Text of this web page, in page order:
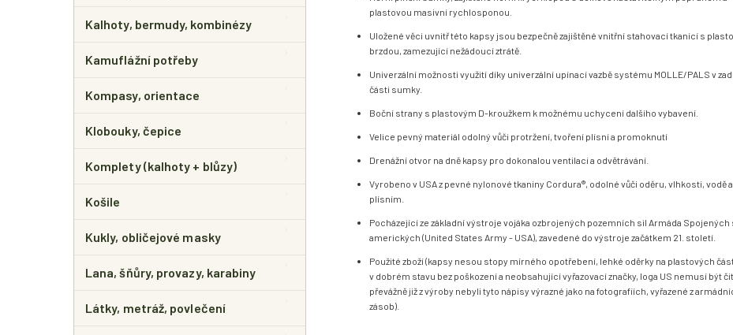
Kalhoty, bermudy, kombinézy
Kamuflážní potřeby
Kompasy, orientace
Klobouky, čepice
Komplety (kalhoty + blůzy)
Košile
Kukly, obličejové masky
Lana, šňůry, provazy, karabiny
Látky, metráž, povlečení
plastovou masivní rychlosponou.
Uložené věci uvnitř této kapsy jsou bezpečně zajištěné vnitřní stahovací tkanicí s
brzdou, zamezující nežádoucí ztrátě.
Univerzální možnosti využití díky univerzální upínací vazbě systému MOLLE/PALS v
části sumky.
Boční strany s plastovým D-kroužkem k možnému uchycení dalšího vybavení.
Velice pevný materiál odolný vůči protržení, tvoření plísní a promoknutí
Drenážní otvor na dně kapsy pro dokonalou ventilaci a odvětrávání.
Vyrobeno v USA z pevné nylonové tkaniny Cordura®, odolné vůči oděru, vlhkosti, vodě a
plísním.
Pocházející ze základní výstroje vojáka ozbrojených pozemních sil Armáda Spojených
amerických (United States Army - USA), zavedené do výstroje začátkem 21. století.
Použité zboží (kapsy nesou stopy mírného opotřebení, lehké oděrky na plastových
v dobrém stavu bez poškození a neobsahující vyřazovací značky, loga US nemusí být
převážně již z výroby nebyli tyto nápisy výrazné jako na fotografiích, vyřazené z
zásob).